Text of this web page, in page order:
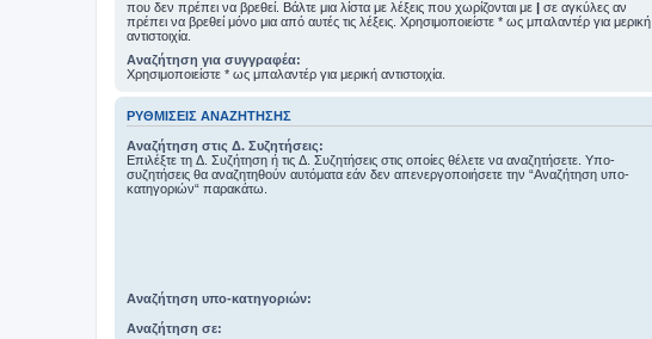
που δεν πρέπει να βρεθεί. Βάλτε μια λίστα με λέξεις που χωρίζονται με | σε αγκύλες αν
πρέπει να βρεθεί μόνο μια από αυτές τις λέξεις. Χρησιμοποιείστε * ως μπαλαντέρ για μερική
αντιστοιχία.
Αναζήτηση για συγγραφέα:
Χρησιμοποιείστε * ως μπαλαντέρ για μερική αντιστοιχία.
ΡΥΘΜΊΣΕΙΣ ΑΝΑΖΉΤΗΣΗΣ
Αναζήτηση στις Δ. Συζητήσεις:
Επιλέξτε τη Δ. Συζήτηση ή τις Δ. Συζητήσεις στις οποίες θέλετε να αναζητήσετε. Υπο-
συζητήσεις θα αναζητηθούν αυτόματα εάν δεν απενεργοποιήσετε την “Αναζήτηση υπο-
κατηγοριών“ παρακάτω.
Αναζήτηση υπο-κατηγοριών:
Αναζήτηση σε: